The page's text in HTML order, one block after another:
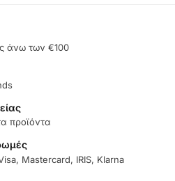
άνω των €100
προϊόντα
Mastercard, IRIS, Klarna